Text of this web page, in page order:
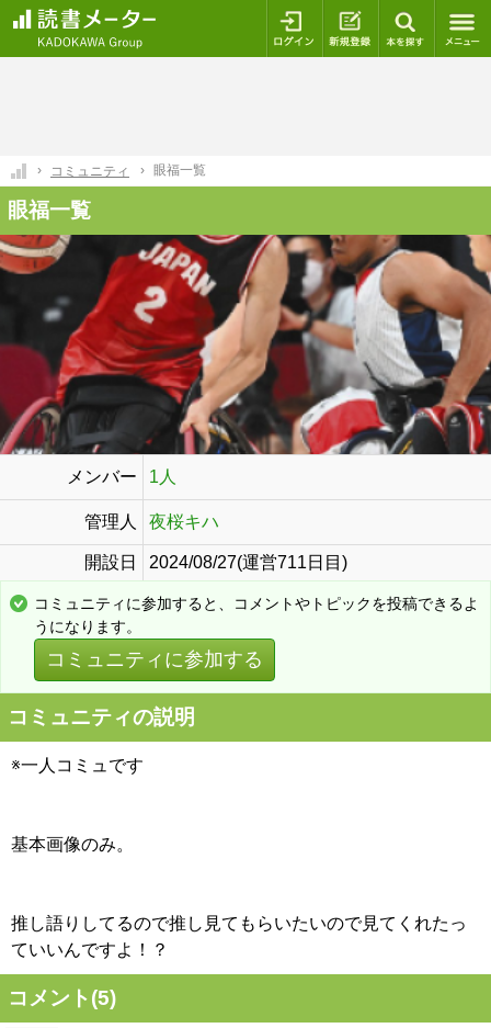
ログイン 新規登録
コミュニティ 眼福一覧
眼福一覧
メンバー 1人
管理人 夜桜キハ
開設日 2024/08/27(運営711日目)
コミュニティに参加すると、コメントやトピックを投稿できるよ
うになります。
コミュニティに参加する
コミュニティの説明
※一人コミュです
基本画像のみ。
推し語りしてるので推し見てもらいたいので見てくれたっ
ていいんですよ！？
コメント(5)